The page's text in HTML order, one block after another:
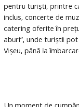
pentru turiști, printre
inclus, concerte de
catering oferite în
aburi“, unde turiștii
Vișeu, până la
Un moment de